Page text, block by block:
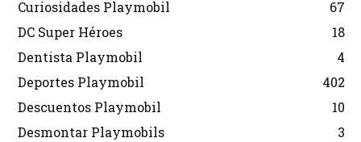
Curiosidades Playmobil
67
DC Super Héroes
18
Dentista Playmobil
4
Deportes Playmobil
402
Descuentos Playmobil
10
Desmontar Playmobils
3